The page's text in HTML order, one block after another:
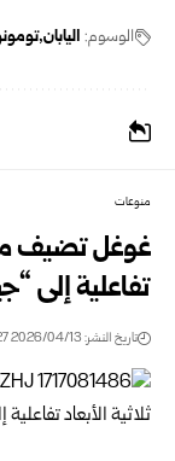
الوسوم: اليابان
منوعات
غوغل تضيف
تفاعلية إلى
تاريخ النشر: 2026/04/13 3:27 مساءً